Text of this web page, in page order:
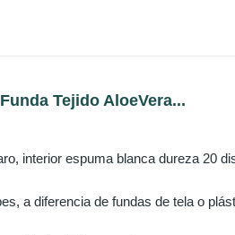
Tejido AloeVera...
interior espuma blanca dureza 20
a diferencia de fundas de tela o